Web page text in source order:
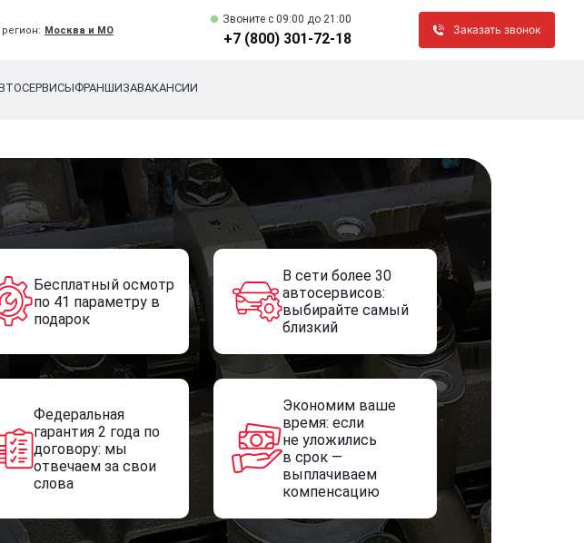
Москва и МО
Звоните c 09:00 до 21:00
+7 (800) 301-72-18
Заказать звонок
ФРАНШИЗАВАКАНСИИ
Бесплатный осмотр
по 41 параметру в
подарок
В сети более 30
автосервисов:
выбирайте самый
близкий
Федеральная
гарантия 2 года по
договору: мы
отвечаем за свои
слова
Экономим ваше
время: если
не уложились
в срок —
выплачиваем
компенсацию